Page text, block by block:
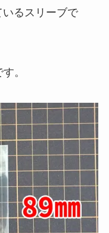
るスリーブで
。